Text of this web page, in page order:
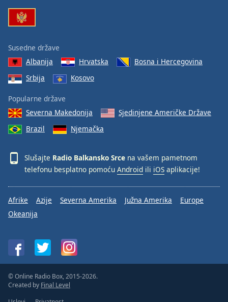
Susedne države
Albanija
Hrvatska
Bosna i Hercegovina
Srbija
Kosovo
Popularne države
Severna Makedonija
Sjedinjene Američke Države
Brazil
Njemačka
Slušajte Radio Balkansko Srce na vašem pametnom
telefonu besplatno pomoću Android ili iOS aplikacije!
Afrike Azije Severna Amerika Južna Amerika
Europe
Okeanija
© Online Radio Box, 2015-2026.
Created by Final Level